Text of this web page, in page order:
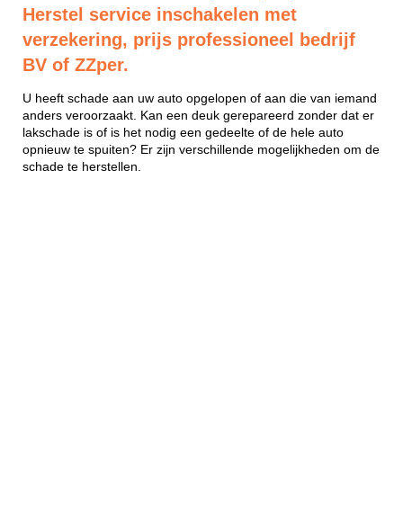
Herstel service inschakelen met
verzekering, prijs professioneel bedrijf
BV of ZZper.
U heeft schade aan uw auto opgelopen of aan die van iemand
anders veroorzaakt. Kan een deuk gerepareerd zonder dat er
lakschade is of is het nodig een gedeelte of de hele auto
opnieuw te spuiten? Er zijn verschillende mogelijkheden om de
schade te herstellen.